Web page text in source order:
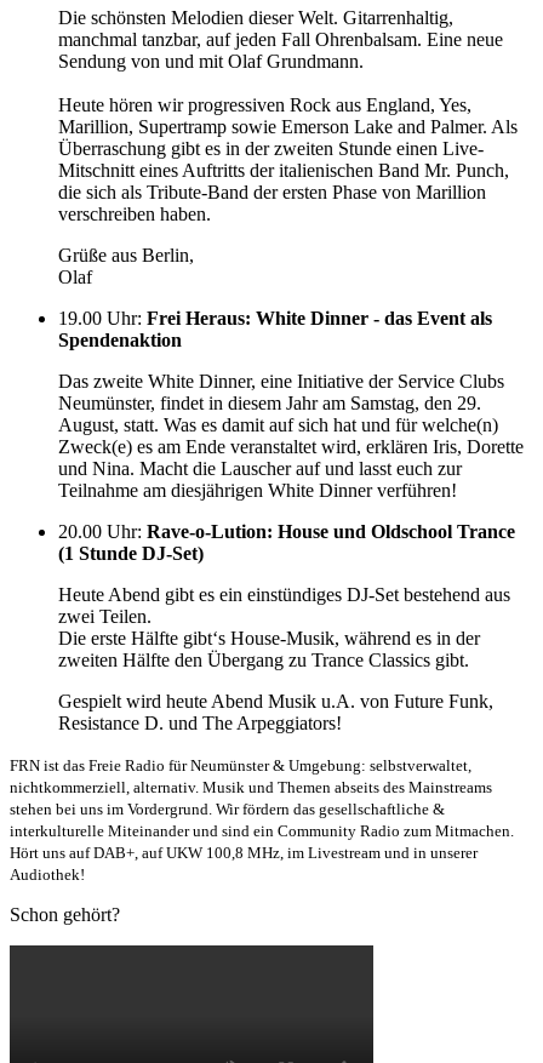
Die schönsten Melodien dieser Welt. Gitarrenhaltig,
manchmal tanzbar, auf jeden Fall Ohrenbalsam. Eine neue
Sendung von und mit Olaf Grundmann.
Heute hören wir progressiven Rock aus England, Yes,
Marillion, Supertramp sowie Emerson Lake and Palmer. Als
Überraschung gibt es in der zweiten Stunde einen Live-
Mitschnitt eines Auftritts der italienischen Band Mr. Punch,
die sich als Tribute-Band der ersten Phase von Marillion
verschreiben haben.
Grüße aus Berlin,
Olaf
19.00 Uhr: Frei Heraus: White Dinner - das Event als
Spendenaktion
Das zweite White Dinner, eine Initiative der Service Clubs
Neumünster, findet in diesem Jahr am Samstag, den 29.
August, statt. Was es damit auf sich hat und für welche(n)
Zweck(e) es am Ende veranstaltet wird, erklären Iris, Dorette
und Nina. Macht die Lauscher auf und lasst euch zur
Teilnahme am diesjährigen White Dinner verführen!
20.00 Uhr: Rave-o-Lution: House und Oldschool Trance
(1 Stunde DJ-Set)
Heute Abend gibt es ein einstündiges DJ-Set bestehend aus
zwei Teilen.
Die erste Hälfte gibt‘s House-Musik, während es in der
zweiten Hälfte den Übergang zu Trance Classics gibt.
Gespielt wird heute Abend Musik u.A. von Future Funk,
Resistance D. und The Arpeggiators!
FRN ist das Freie Radio für Neumünster & Umgebung: selbstverwaltet,
nichtkommerziell, alternativ. Musik und Themen abseits des Mainstreams
stehen bei uns im Vordergrund. Wir fördern das gesellschaftliche &
interkulturelle Miteinander und sind ein Community Radio zum Mitmachen.
Hört uns auf DAB+, auf UKW 100,8 MHz, im Livestream und in unserer
Audiothek!
Schon gehört?